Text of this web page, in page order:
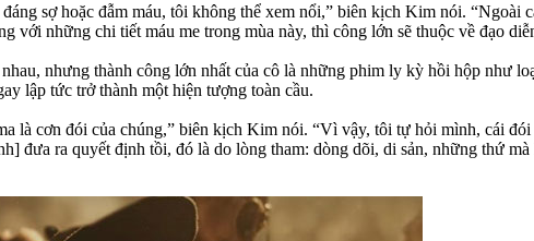
sợ hoặc đẫm máu, tôi không thể xem nổi,” biên kịch Kim nói. “Ngoài
những chi tiết máu me trong mùa này, thì công lớn sẽ thuộc về đạo
nhưng thành công lớn nhất của cô là những phim ly kỳ hồi hộp như
lập tức trở thành một hiện tượng toàn cầu.
là cơn đói của chúng,” biên kịch Kim nói. “Vì vậy, tôi tự hỏi mình, cái
đưa ra quyết định tồi, đó là do lòng tham: dòng dõi, di sản, những thứ